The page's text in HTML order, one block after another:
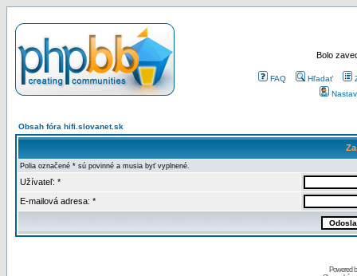
Bolo
FAQ Hľadať
Obsah fóra hifi.slovanet.sk
Polia označené * sú povinné a musia byť vyplnené.
Užívateľ: *
E-mailová adresa: *
Powered